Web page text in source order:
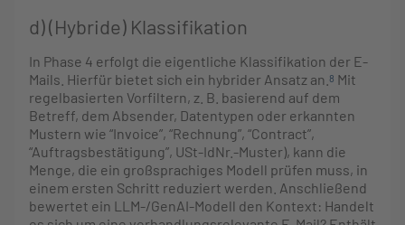
d) (Hybride) Klassifikation
In Phase 4 erfolgt die eigentliche Klassifikation der E-
Mails. Hierfür bietet sich ein hybrider Ansatz an. 8 Mit
regelbasierten Vorfiltern, z. B. basierend auf dem
Betreff, dem Absender, Datentypen oder erkannten
Mustern wie “Invoice”, “Rechnung”, “Contract”,
“Auftragsbestätigung”, USt-IdNr.-Muster), kann die
Menge, die ein großsprachiges Modell prüfen muss, in
einem ersten Schritt reduziert werden. Anschließend
bewertet ein LLM-/GenAI-Modell den Kontext: Handelt